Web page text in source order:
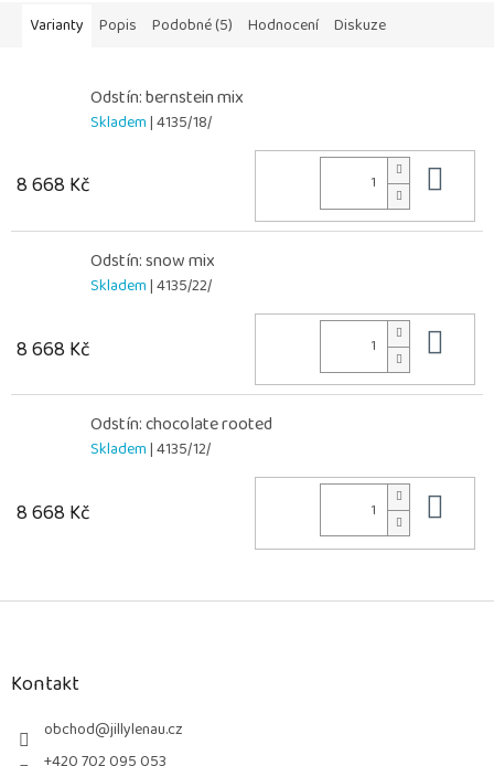
Varianty Popis Podobné (5) Hodnocení Diskuze
Odstín: bernstein mix
Skladem| 4135/18/
8 668 Kč
Odstín: snow mix
Skladem| 4135/22/
8 668 Kč
Odstín: chocolate rooted
Skladem| 4135/12/
8 668 Kč
Z
Kontakt
obchod@jillylenau.cz